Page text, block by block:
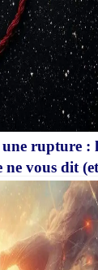
une rupture :
ne vous dit (et
à vous)